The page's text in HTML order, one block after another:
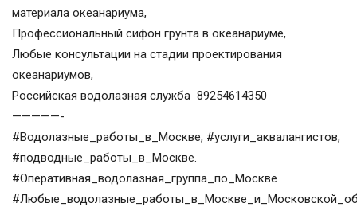
материала океанариума,
Профессиональный сифон грунта в океанариуме,
Любые консультации на стадии проектирования
океанариумов,
Российская водолазная служба 89254614350
—————-
#Водолазные_работы_в_Москве, #услуги_аквалангистов,
#подводные_работы_в_Москве.
#Оперативная_водолазная_группа_по_Москве